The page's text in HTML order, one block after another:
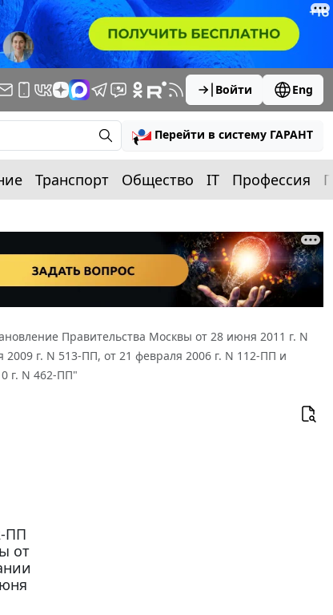
Войти Eng
Перейти в систему ГАРАНТ
Транспорт Общество IT Профессия
Правительства Москвы от 28 июня 2011 г. N
г. N 513-ПП, от 21 февраля 2006 г. N 112-ПП и
г. N 462-ПП"
ПП
от